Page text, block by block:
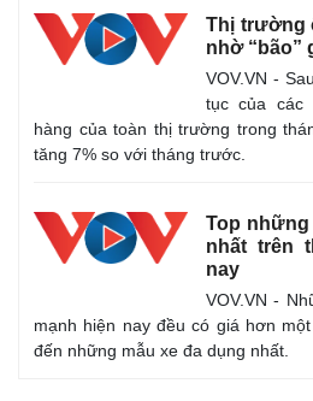
Thị trường
nhờ “bão”
VOV.VN -
tục của các
hàng của toàn thị trường trong
tăng 7% so với tháng trước.
Top những
nhất trên
nay
VOV.VN -
mạnh hiện nay đều có giá hơn
đến những mẫu xe đa dụng nhất.